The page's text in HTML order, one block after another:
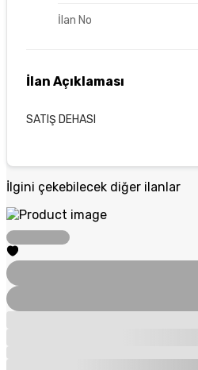
İlan No
İlan Açıklaması
SATIŞ DEHASI
İlgini çekebilecek diğer ilanlar